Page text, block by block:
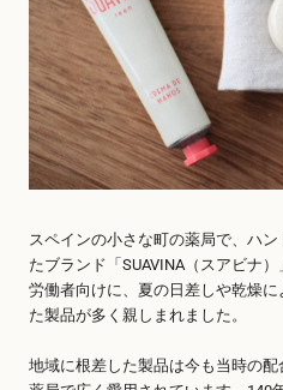
スペインの小さな町の薬局で、ハ
たブランド「SUAVINA（スアビナ
労働者向けに、夏の日差しや乾燥
た製品が多く親しまれました。
地域に根差した製品は今も当時の